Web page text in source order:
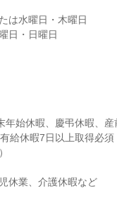
は水曜日・木曜日
日・日曜日
始休暇、慶弔休暇、
給休暇7日以上取得必須
休業、介護休暇など